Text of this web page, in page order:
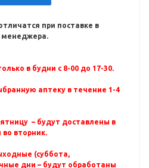
при поставке в
менеджера.
в будни с 8-00 до 17-30.
аптеку в течение 1-4
– будут доставлены в
во вторник.
(суббота,
дни – будут обработаны